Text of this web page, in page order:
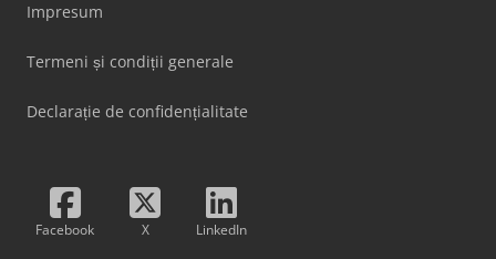
Impresum
Termeni și condiții generale
Declarație de confidențialitate
Facebook X LinkedIn